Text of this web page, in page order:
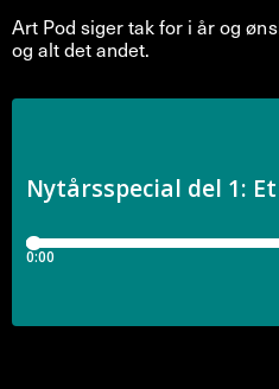
Art Pod siger tak for i år og
og alt det andet.